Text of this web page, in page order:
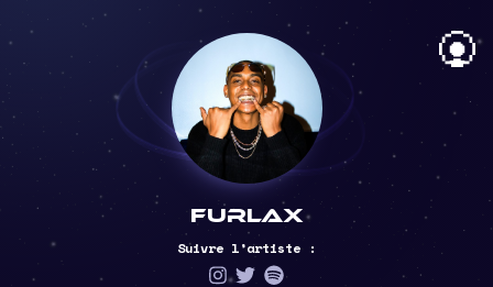
Furlax
Suivre l’artiste :